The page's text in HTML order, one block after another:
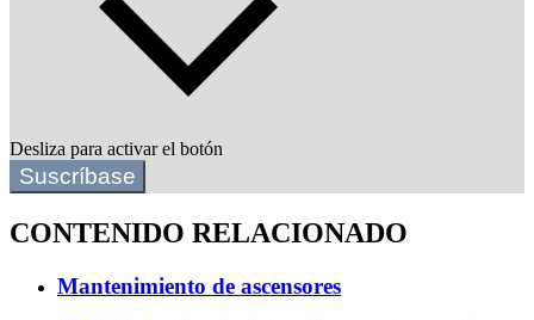
Desliza para activar el botón
Suscríbase
CONTENIDO RELACIONADO
Mantenimiento de ascensores